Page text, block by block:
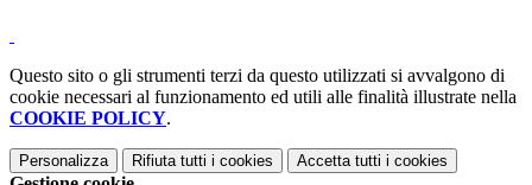
Questo sito o gli strumenti terzi da questo utilizzati si avvalgono di
cookie necessari al funzionamento ed utili alle finalità illustrate nella
COOKIE POLICY.
Personalizza Rifiuta tutti i cookies Accetta tutti i cookies